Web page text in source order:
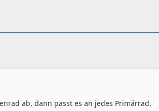
ab, dann passt es an jedes Primärrad.